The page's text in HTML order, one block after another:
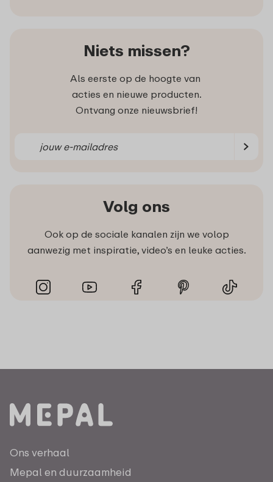
Niets missen?
Als eerste op de hoogte van
acties en nieuwe producten.
Ontvang onze nieuwsbrief!
Volg ons
Ook op de sociale kanalen zijn we volop
aanwezig met inspiratie, video’s en leuke acties.
Ons verhaal
Mepal en duurzaamheid